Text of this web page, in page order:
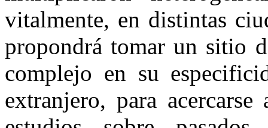
vitalmente, en distintas
propondrá tomar un sitio
complejo en su
extranjero, para